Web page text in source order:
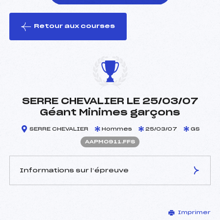
le ski
Retour aux courses
SERRE CHEVALIER LE 25/03/07
Géant Minimes garçons
SERRE CHEVALIER Hommes 25/03/07 GS
AAPM0911.FFS
Informations sur l’épreuve
MERLIN MAURICE (AP)
Imprimer